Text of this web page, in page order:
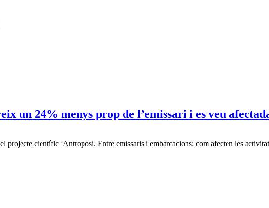
un 24% menys prop de l’emissari i es veu
projecte científic ‘Antroposi. Entre emissaris i embarcacions: com afecten les